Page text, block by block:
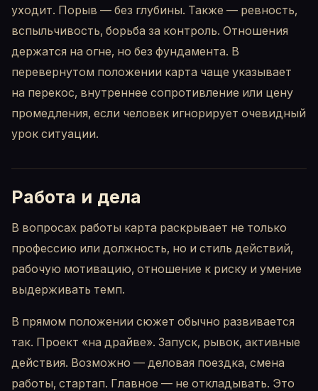
уходит. Порыв — без глубины. Также — ревность,
вспыльчивость, борьба за контроль. Отношения
держатся на огне, но без фундамента. В
перевернутом положении карта чаще указывает
на перекос, внутреннее сопротивление или цену
промедления, если человек игнорирует очевидный
урок ситуации.
Работа и дела
В вопросах работы карта раскрывает не только
профессию или должность, но и стиль действий,
рабочую мотивацию, отношение к риску и умение
выдерживать темп.
В прямом положении сюжет обычно развивается
так. Проект «на драйве». Запуск, рывок, активные
действия. Возможно — деловая поездка, смена
работы, стартап. Главное — не откладывать. Это